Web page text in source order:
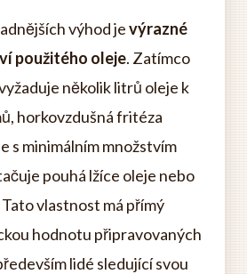
výhod jevýrazné
použitého oleje. Zatímco
několik litrů oleje k
horkovzdušná fritéza
s minimálním množstvím
pouhá lžíce oleje nebo
vlastnost má přímý
hodnotu připravovaných
lidé sledující svou